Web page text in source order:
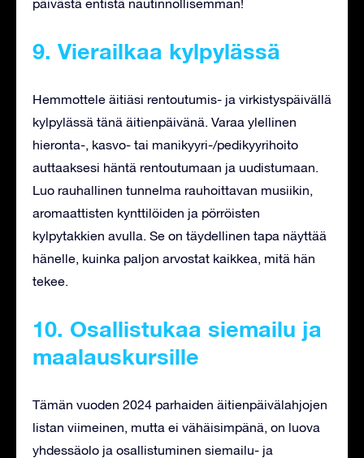
päivästä entistä nautinnollisemman!
9. Vierailkaa kylpylässä
Hemmottele äitiäsi rentoutumis- ja virkistyspäivällä
kylpylässä tänä äitienpäivänä. Varaa ylellinen
hieronta-, kasvo- tai manikyyri-/pedikyyrihoito
auttaaksesi häntä rentoutumaan ja uudistumaan.
Luo rauhallinen tunnelma rauhoittavan musiikin,
aromaattisten kynttilöiden ja pörröisten
kylpytakkien avulla. Se on täydellinen tapa näyttää
hänelle, kuinka paljon arvostat kaikkea, mitä hän
tekee.
10. Osallistukaa siemailu ja
maalauskursille
Tämän vuoden 2024 parhaiden äitienpäivälahjojen
listan viimeinen, mutta ei vähäisimpänä, on luova
yhdessäolo ja osallistuminen siemailu- ja